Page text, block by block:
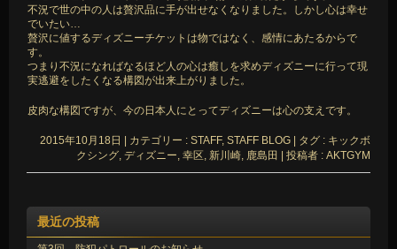
不況で世の中の人は贅沢品に手が出せなくなりました。しかし心は幸せ
でいたい…
贅沢に値するディズニーチケットは物ではなく、感情にあたるからで
す。
つまり不況になればなるほど人の心は癒しを求めディズニーに行って現
実逃避をしたくなる構図が出来上がりました。
皮肉な構図ですが、今の日本人にとってディズニーは心の支えです。
2015年10月18日 | カテゴリー : STAFF, STAFF BLOG | タグ : キックボ
クシング, ディズニー, 幸区, 新川崎, 鹿島田 | 投稿者 : AKTGYM
最近の投稿